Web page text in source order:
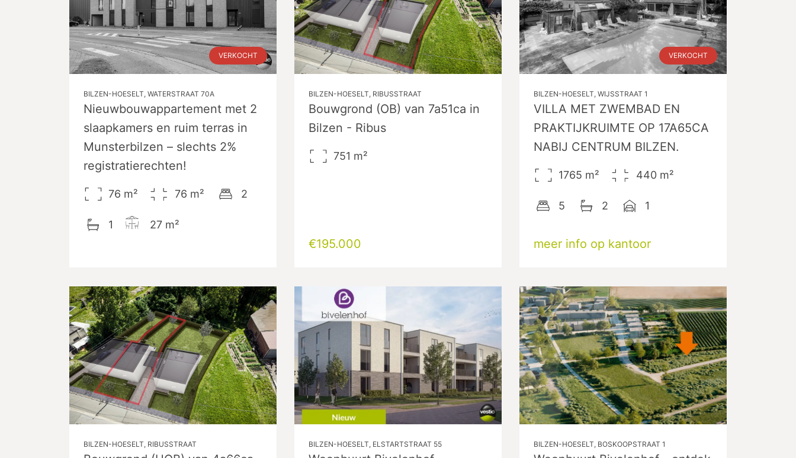
VERKOCHT
BILZEN-HOESELT, WATERSTRAAT 70A
Nieuwbouwappartement met 2
slaapkamers en ruim terras in
Munsterbilzen – slechts 2%
registratierechten!
76 m² 76 m² 2
1 27 m²
BILZEN-HOESELT, RIBUSSTRAAT
Bouwgrond (OB) van 7a51ca in
Bilzen - Ribus
751 m²
€195.000
VERKOCHT
BILZEN-HOESELT, WIJSSTRAAT 1
VILLA MET ZWEMBAD EN
PRAKTIJKRUIMTE OP 17A65CA
NABIJ CENTRUM BILZEN.
1765 m² 440 m²
5 2 1
meer info op kantoor
BILZEN-HOESELT, RIBUSSTRAAT BILZEN-HOESELT, ELSTARTSTRAAT 55 BILZEN-HOESELT, BOSKOOPSTRAAT 1